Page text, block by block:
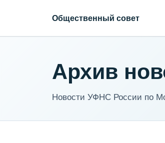
Общественный совет
Архив
Новости УФНС России по